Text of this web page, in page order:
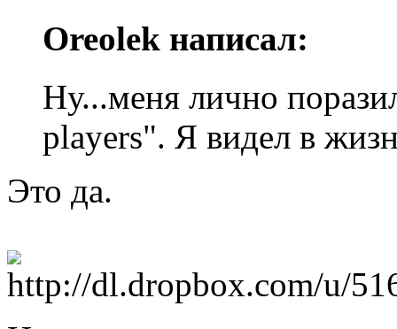
Oreolek написал:
Ну...меня лично
players". Я видел в
Это да.